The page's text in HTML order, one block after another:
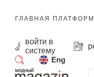
ГЛАВНАЯ
войти в
систему
Eng
поиск